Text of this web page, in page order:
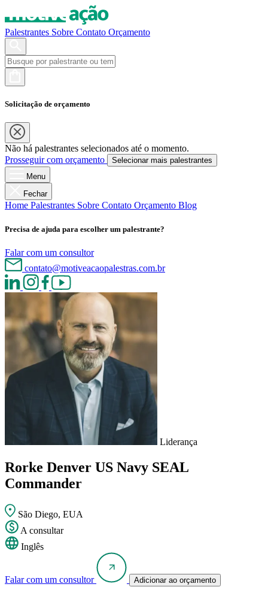
Palestrantes Sobre Contato Orçamento
Solicitação de orçamento
Não há palestrantes selecionados até o momento.
Prosseguir com orçamento
Selecionar mais palestrantes
Menu
Fechar
Home Palestrantes Sobre Contato Orçamento Blog
Precisa de ajuda para escolher um palestrante?
Falar com um consultor
contato@motiveacaopalestras.com.br
Liderança
Rorke Denver US Navy SEAL
Commander
São Diego, EUA
A consultar
Inglês
Falar com um consultor Adicionar ao orçamento